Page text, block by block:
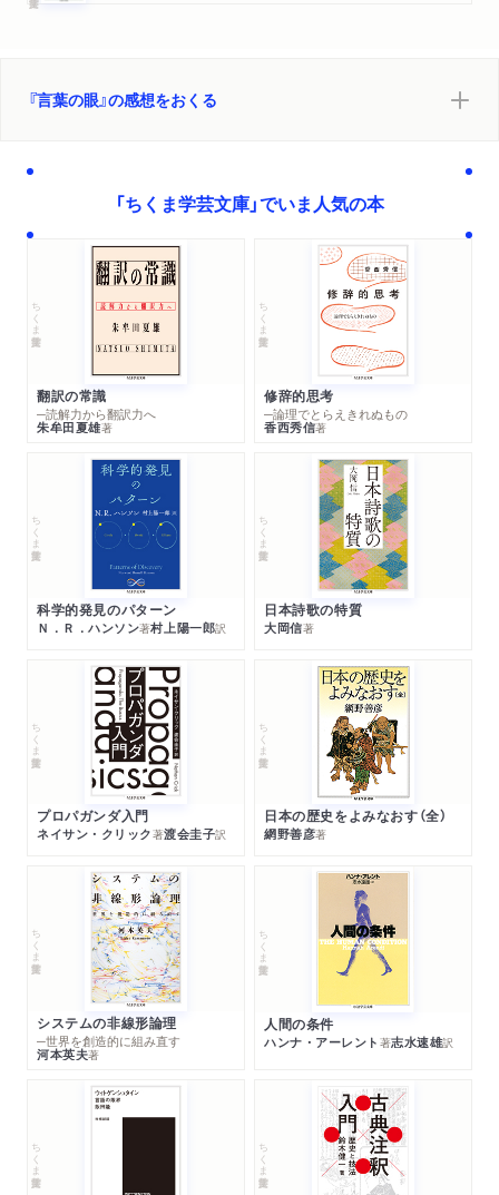
『言葉の眼』の感想をおくる
「ちくま学芸文庫」でいま人気の本
ちくま学芸文庫
翻訳の常識
─読解力から翻訳力へ
朱牟田夏雄著
ちくま学芸文庫
修辞的思考
─論理でとらえきれぬもの
香西秀信著
ちくま学芸文庫
科学的発見のパターン
Ｎ．Ｒ．ハンソン著村上陽一郎訳
ちくま学芸文庫
日本詩歌の特質
大岡信著
ちくま学芸文庫
プロパガンダ入門
ネイサン・クリック著渡会圭子訳
ちくま学芸文庫
日本の歴史をよみなおす（全）
網野善彦著
ちくま学芸文庫
システムの非線形論理
─世界を創造的に組み直す
河本英夫著
ちくま学芸文庫
人間の条件
ハンナ・アーレント 著志水速雄訳
ちくま学芸文庫 ちくま学芸文庫